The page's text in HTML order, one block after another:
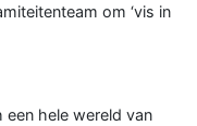
om ‘vis in
hele wereld van